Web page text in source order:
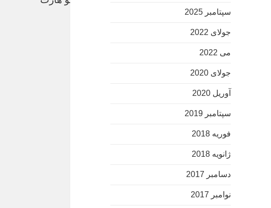
سپتامبر 2025
جولای 2022
می 2022
جولای 2020
آوریل 2020
سپتامبر 2019
فوریه 2018
ژانویه 2018
دسامبر 2017
نوامبر 2017